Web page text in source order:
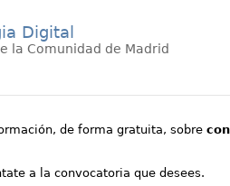
Digital
la Comunidad de Madrid
de forma gratuita, sobre
a la convocatoria que desees.